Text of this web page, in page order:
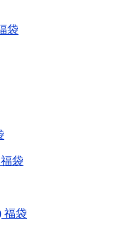
袋
袋
福袋